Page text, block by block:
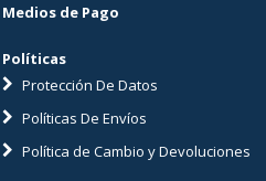
Medios de Pago
Políticas
Protección De Datos
Políticas De Envíos
Política de Cambio y Devoluciones